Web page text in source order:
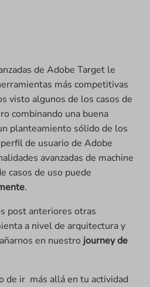
de Adobe Target le
más competitivas
visto algunos de los casos de
combinando una buena
planteamiento sólido de los
de usuario de Adobe
avanzadas de machine
casos de uso puede
.
post anteriores otras
a nivel de arquitectura y
en nuestro journey de
de ir más allá en tu actividad